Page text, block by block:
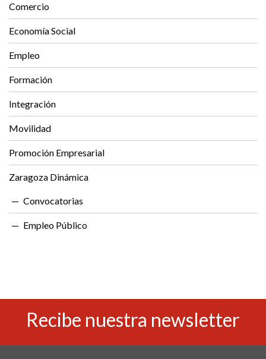
Comercio
Economía Social
Empleo
Formación
Integración
Movilidad
Promoción Empresarial
Zaragoza Dinámica
Convocatorias
Empleo Público
Recibe nuestra newsletter